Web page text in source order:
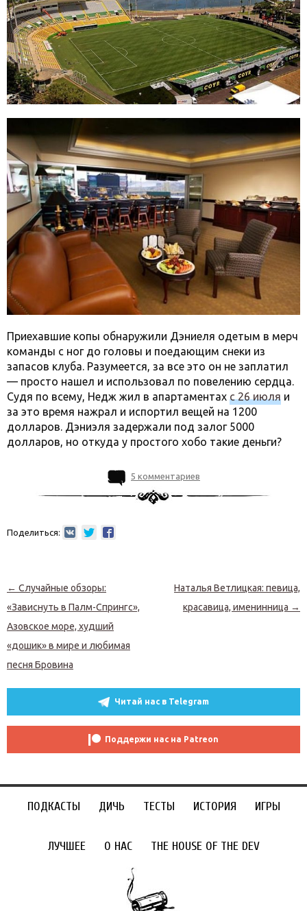
Приехавшие копы обнаружили Дэниеля одетым в мерч
команды с ног до головы и поедающим снеки из
запасов клуба. Разумеется, за все это он не заплатил
— просто нашел и использовал по повелению сердца.
Судя по всему, Недж жил в апартаментах с 26 июля и
за это время нажрал и испортил вещей на 1200
долларов. Дэниэля задержали под залог 5000
долларов, но откуда у простого хобо такие деньги?
5 комментариев
Поделиться:
Навигация по записям
← Случайные обзоры:
«Зависнуть в Палм-Спрингс»,
Азовское море, худший
«дошик» в мире и любимая
песня Бровина
Наталья Ветлицкая: певица,
красавица, именинница →
Читай нас в Telegram
Поддержи нас на Patreon
ПОДКАСТЫ ДИЧЬ ТЕСТЫ ИСТОРИЯ ИГРЫ
ЛУЧШЕЕ О НАС THE HOUSE OF THE DEV